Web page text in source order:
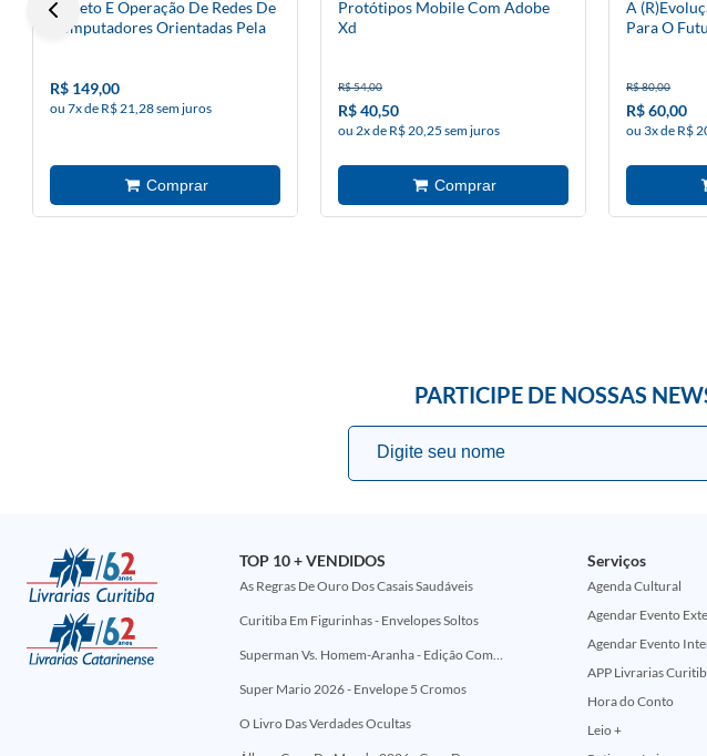
Projeto E Operação De Redes De
Computadores Orientadas Pela
R$ 149,00
ou 7x de R$ 21,28 sem juros
Protótipos Mobile Com Adobe
Xd
R$ 54,00
R$ 40,50
ou 2x de R$ 20,25 sem juros
A
Para O
R$ 80,00
R$ 60,00
ou 3x de R$
PARTICIPE DE NOSSAS
TOP 10 + VENDIDOS
As Regras De Ouro Dos Casais Saudáveis
Curitiba Em Figurinhas - Envelopes Soltos
Superman Vs. Homem-Aranha - Edição Comemorativa 50 Anos (Encontros Clássicos Dc E Marvel)
Super Mario 2026 - Envelope 5 Cromos
O Livro Das Verdades Ocultas
Serviços
Agenda Cultural
Agendar Evento
Agendar Evento
APP Livrarias
Hora do Conto
Leio +